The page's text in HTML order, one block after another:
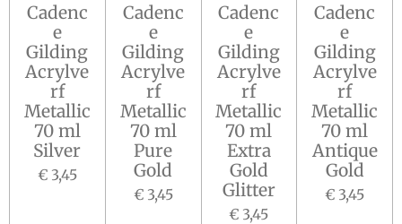
Cadenc
e
Gilding
Acrylve
rf
Metallic
70 ml
Silver
€ 3,45
Cadenc
e
Gilding
Acrylve
rf
Metallic
70 ml
Pure
Gold
€ 3,45
Cadenc
e
Gilding
Acrylve
rf
Metallic
70 ml
Extra
Gold
Glitter
€ 3,45
Cadenc
e
Gilding
Acrylve
rf
Metallic
70 ml
Antique
Gold
€ 3,45